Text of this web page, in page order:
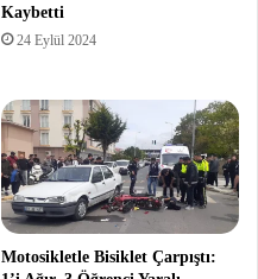
Kaybetti
24 Eylül 2024
Motosikletle Bisiklet Çarpıştı: